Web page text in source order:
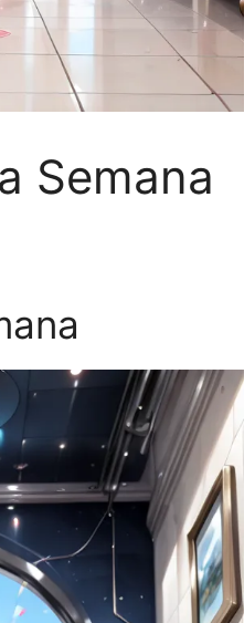
Semana